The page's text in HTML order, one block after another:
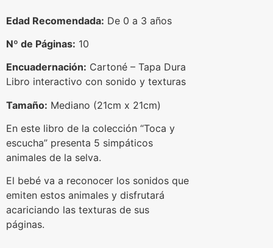
Edad Recomendada: De 0 a 3 años
Nº de Páginas: 10
Encuadernación: Cartoné – Tapa Dura
Libro interactivo con sonido y texturas
Tamaño: Mediano (21cm x 21cm)
En este libro de la colección “Toca y
escucha” presenta 5 simpáticos
animales de la selva.
El bebé va a reconocer los sonidos que
emiten estos animales y disfrutará
acariciando las texturas de sus
páginas.